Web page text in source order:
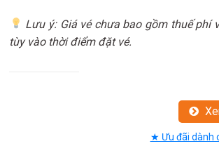
Lưu ý: Giá vé chưa bao gồm thuế phí
tùy vào thời điểm đặt vé.
★ Ưu đãi dành